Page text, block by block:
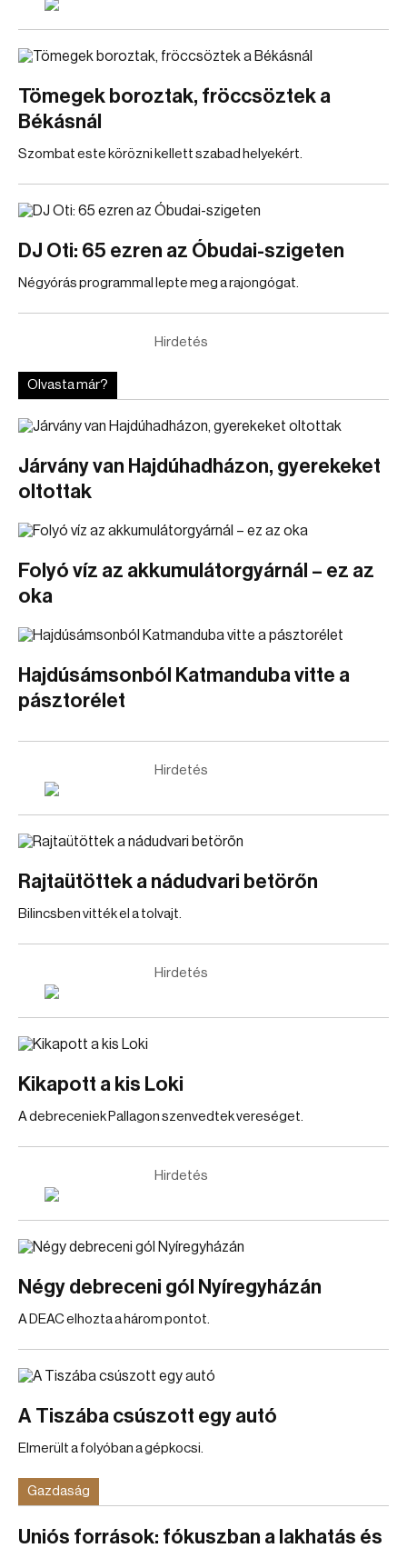
Tömegek boroztak, fröccsöztek a
Békásnál
Szombat este körözni kellett szabad helyekért.
DJ Oti: 65 ezren az Óbudai-szigeten
Négyórás programmal lepte meg a rajongógat.
Hirdetés
Olvasta már?
Járvány van Hajdúhadházon, gyerekeket
oltottak
Folyó víz az akkumulátorgyárnál – ez az
oka
Hajdúsámsonból Katmanduba vitte a
pásztorélet
Hirdetés
Rajtaütöttek a nádudvari betörőn
Bilincsben vitték el a tolvajt.
Hirdetés
Kikapott a kis Loki
A debreceniek Pallagon szenvedtek vereséget.
Hirdetés
Négy debreceni gól Nyíregyházán
A DEAC elhozta a három pontot.
A Tiszába csúszott egy autó
Elmerült a folyóban a gépkocsi.
Gazdaság
Uniós források: fókuszban a lakhatás és